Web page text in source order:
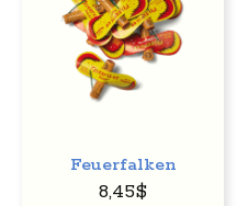
Feuerfalken
8,45$